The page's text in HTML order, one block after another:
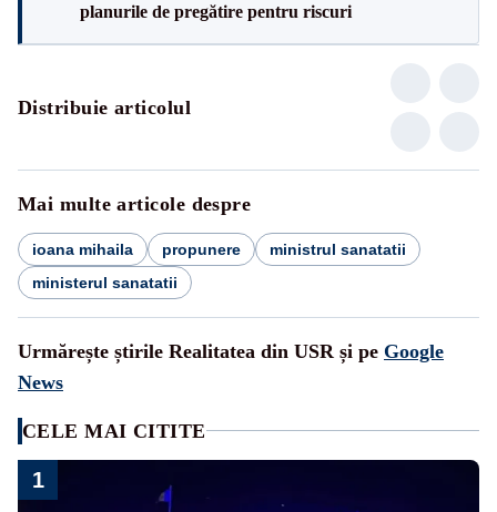
planurile de pregătire pentru riscuri
Distribuie articolul
Mai multe articole despre
ioana mihaila propunere
ministrul sanatatii
ministerul sanatatii
Urmărește știrile Realitatea din USR și pe Google
News
CELE MAI CITITE
1